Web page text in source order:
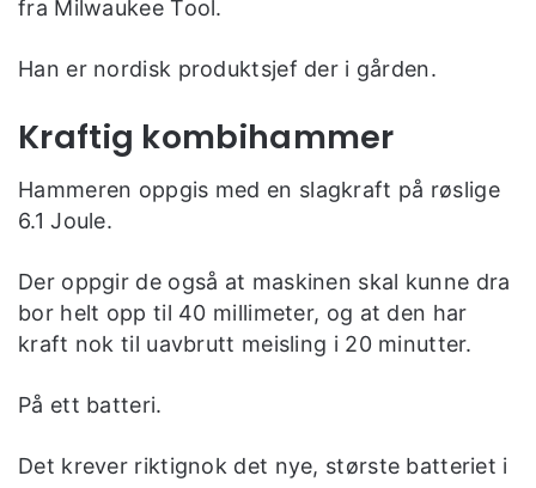
fra Milwaukee Tool.
Han er nordisk produktsjef der i gården.
Kraftig kombihammer
Hammeren oppgis med en slagkraft på røslige
6.1 Joule.
Der oppgir de også at maskinen skal kunne dra
bor helt opp til 40 millimeter, og at den har
kraft nok til uavbrutt meisling i 20 minutter.
På ett batteri.
Det krever riktignok det nye, største batteriet i